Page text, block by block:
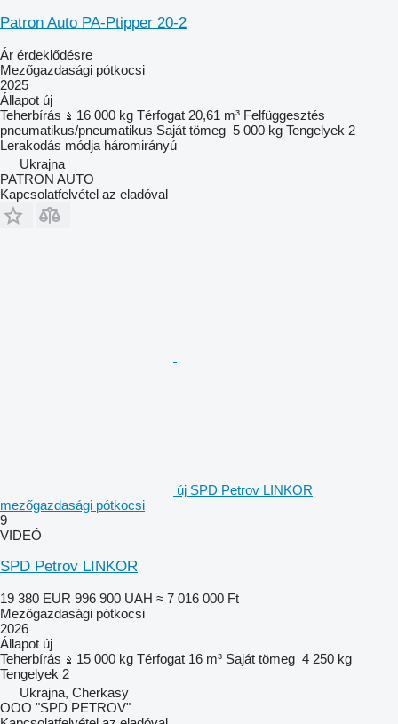
Patron Auto PA-Ptipper 20-2
Ár érdeklődésre
Mezőgazdasági pótkocsi
2025
Állapot új
Teherbírás
16 000 kg Térfogat 20,61 m³ Felfüggesztés
pneumatikus/pneumatikus Saját tömeg 5 000 kg Tengelyek 2
Lerakodás módja háromirányú
Ukrajna
PATRON AUTO
Kapcsolatfelvétel az eladóval
új SPD Petrov LINKOR
mezőgazdasági pótkocsi
9
VIDEÓ
SPD Petrov LINKOR
19 380 EUR 996 900 UAH ≈ 7 016 000 Ft
Mezőgazdasági pótkocsi
2026
Állapot új
Teherbírás
15 000 kg Térfogat 16 m³ Saját tömeg 4 250 kg
Tengelyek 2
Ukrajna, Cherkasy
OOO "SPD PETROV"